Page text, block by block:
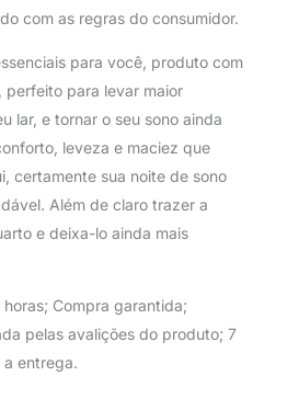
com as regras do consumidor.
para você, produto com
para levar maior
lar, e tornar o seu sono ainda
leveza e maciez que
certamente sua noite de sono
Além de claro trazer a
e deixa-lo ainda mais
Compra garantida;
pelas avalições do produto; 7
entrega.